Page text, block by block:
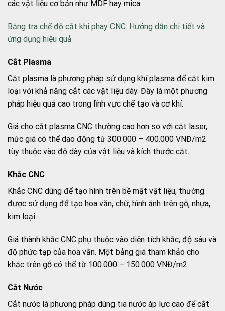
các vật liệu cơ bản như MDF hay mica.
Bằng tra chế độ cắt khi phay CNC: Hướng dẫn chi tiết và
ứng dụng hiệu quả
Cắt Plasma
Cắt plasma là phương pháp sử dụng khí plasma để cắt kim
loại với khả năng cắt các vật liệu dày. Đây là một phương
pháp hiệu quả cao trong lĩnh vực chế tạo và cơ khí.
Giá cho cắt plasma CNC thường cao hơn so với cắt laser,
mức giá có thể dao động từ 300.000 – 400.000 VNĐ/m2
tùy thuộc vào độ dày của vật liệu và kích thước cắt.
Khắc CNC
Khắc CNC dùng để tạo hình trên bề mặt vật liệu, thường
được sử dụng để tạo hoa văn, chữ, hình ảnh trên gỗ, nhựa,
kim loại.
Giá thành khắc CNC phụ thuộc vào diện tích khắc, độ sâu và
độ phức tạp của hoa văn. Một bảng giá tham khảo cho
khắc trên gỗ có thể từ 100.000 – 150.000 VNĐ/m2.
Cắt Nước
Cắt nước là phương pháp dùng tia nước áp lực cao để cắt